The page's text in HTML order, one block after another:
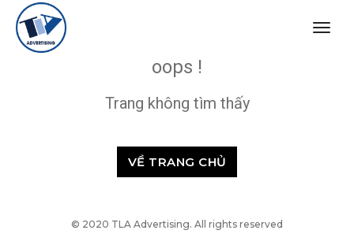
oops !
Trang không tìm thấy
VỀ TRANG CHỦ
© 2020 TLA Advertising. All rights reserved